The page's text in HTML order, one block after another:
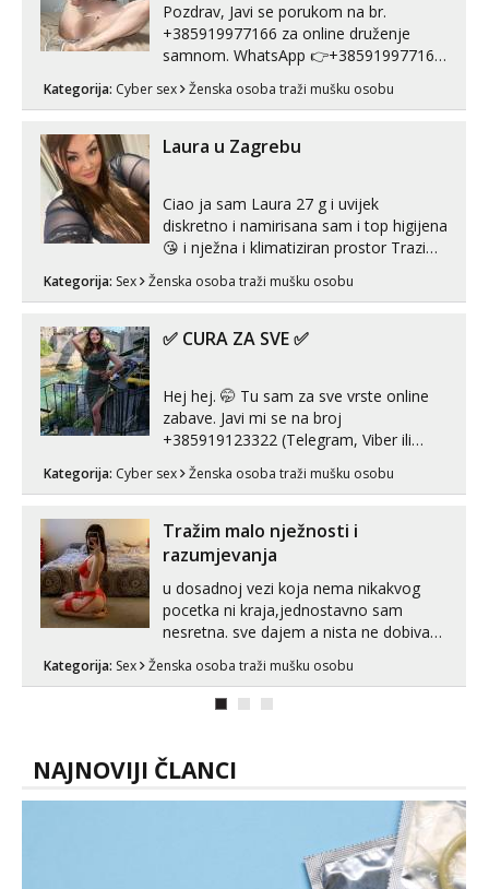
Pozdrav, Javi se porukom na br.
+385919977166 za online druženje
samnom. WhatsApp 👉+385919977166
Telegram 👉@enafriedrichkis Radim
videopozive s licem, solo i s partnerom,
kombinacije halteri, haljine, štikle,
samostojeće itd. Nudim svakakva videa
Kategorija: Cyber sex Ženska osoba traži mušku osobu
Laura u Zagrebu
Ciao ja sam Laura 27 g i uvijek
diskretno i namirisana sam i top higijena
😘 i nježna i klimatiziran prostor Trazim
Pusenje i gutanje sperme Erotsko rublje
tijelu Iskljucivo neradim analni !!! I
Kategorija: Sex Ženska osoba traži mušku osobu
✅ CURA ZA SVE ✅
Hej hej. 🤭 Tu sam za sve vrste online
zabave. Javi mi se na broj
+385919123322 (Telegram, Viber ili
Whatsapp). 🤙 NE javljaj se na uzivo.
Hvala.
Kategorija: Cyber sex Ženska osoba traži mušku osobu
Tražim malo nježnosti i
razumjevanja
u dosadnoj vezi koja nema nikakvog
pocetka ni kraja,jednostavno sam
nesretna. sve dajem a nista ne dobivam
zadovoljiti moje potrebe,ne trazim puno
samo malo njeznosti i razumjevanja.
muskar...
Kategorija: Sex Ženska osoba traži mušku osobu
NAJNOVIJI ČLANCI